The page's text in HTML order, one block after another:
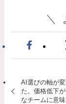
AI選びの軸が
た。価格低下
なチームに意